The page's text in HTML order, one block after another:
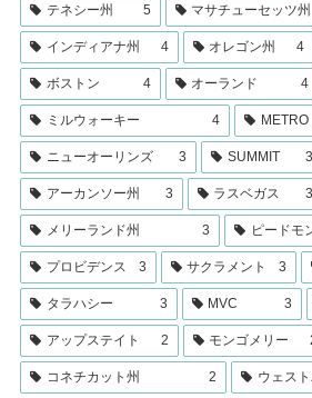
テネシー州 5 マサチューセッツ州
インディアナ州 4 オレゴン州 4
ボストン 4 オーランド 4
ミルウォーキー 4 METRO
ニューオーリンズ 3 SUMMIT 3
アーカンソー州 3 ラスベガス 3
メリーランド州 3 ピードモ
プロビデンス 3 サクラメント 3
タラハシー 3 MVC 3
アップステイト 2 モンゴメリー
コネチカット州 2 ウェス